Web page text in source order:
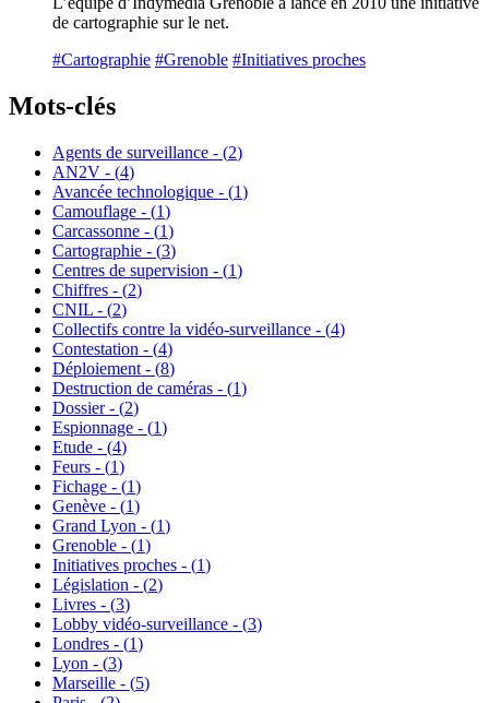
de cartographie sur le net.
#Cartographie #Grenoble #Initiatives proches
Mots-clés
Agents de surveillance - (2)
AN2V - (4)
Avancée technologique - (1)
Camouflage - (1)
Carcassonne - (1)
Cartographie - (3)
Centres de supervision - (1)
Chiffres - (2)
CNIL - (2)
Collectifs contre la vidéo-surveillance - (4)
Contestation - (4)
Déploiement - (8)
Destruction de caméras - (1)
Dossier - (2)
Espionnage - (1)
Etude - (4)
Feurs - (1)
Fichage - (1)
Genève - (1)
Grand Lyon - (1)
Grenoble - (1)
Initiatives proches - (1)
Législation - (2)
Livres - (3)
Lobby vidéo-surveillance - (3)
Londres - (1)
Lyon - (3)
Marseille - (5)